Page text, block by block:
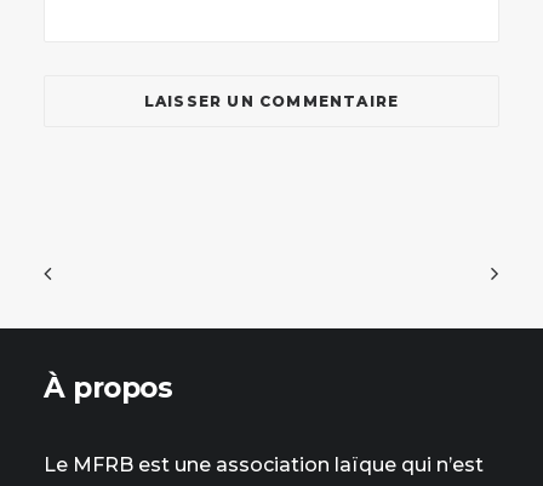
À propos
Le MFRB est une association laïque qui n’est